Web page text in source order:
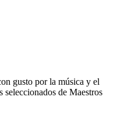
gusto por la música y el
seleccionados de Maestros